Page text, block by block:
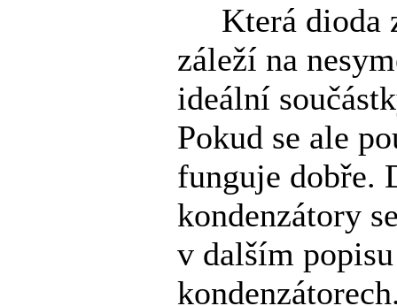
Která dioda
záleží na
ideální
Pokud se ale
funguje dobře.
kondenzátory
v dalším